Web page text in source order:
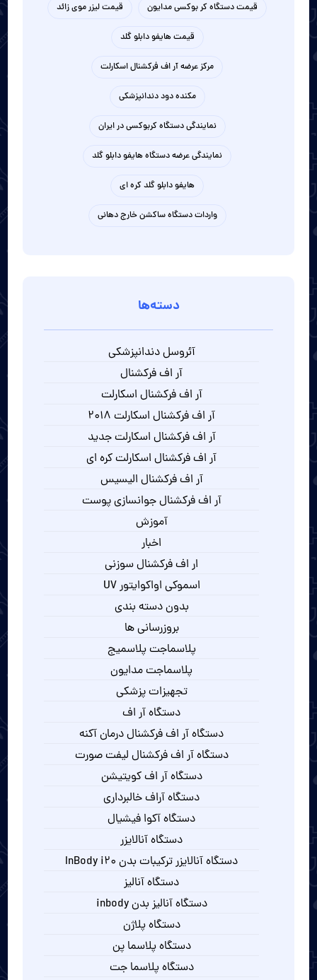
قیمت دستگاه کر بوکسی مدایون قیمت لیزر موی زائد
قیمت هایفو دابلو گلد
مرکز عرضه آر اف فرکشنال اسکارلت
مکنده دود دندانپزشکی
نمایندگی دستگاه کربوکسی در ایران
نمایندگی عرضه دستگاه هایفو دابلو گلد
هایفو دابلو گلد کره ای
واردات دستگاه ساکشن خارج دهانی
دسته‌ها
آئروسل دندانپزشکی
آر اف فرکشنال
آر اف فرکشنال اسکارلت
آر اف فرکشنال اسکارلت 2018
آر اف فرکشنال اسکارلت جدید
آر اف فرکشنال اسکارلت کره ای
آر اف فرکشنال الیسیس
آر اف فرکشنال جوانسازی پوست
آموزش
اخبار
ار اف فرکشنال سوزنی
اسموکی اواکوایتور UV
بدون دسته بندی
بروزرسانی ها
پلاسماجت پلاسمیج
پلاسماجت مدایون
تجهیزات پزشکی
دستگاه آر اف
دستگاه آر اف فرکشنال درمان آکنه
دستگاه آر اف فرکشنال لیفت صورت
دستگاه آر اف کویتیشن
دستگاه آراف خالبرداری
دستگاه آکوا فیشیال
دستگاه آنالایزر
دستگاه آنالایزر ترکیبات بدن InBody i20
دستگاه آنالیز
دستگاه آنالیز بدن inbody
دستگاه پلاژن
دستگاه پلاسما پن
دستگاه پلاسما جت